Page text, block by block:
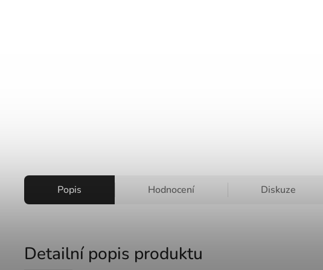
Popis Hodnocení Diskuze
Detailní popis produktu